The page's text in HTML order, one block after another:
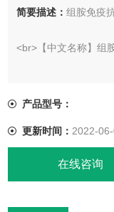
简要描述：组胺免疫
<br>【中文名称】组
产品型号：
更新时间： 2022-
在线咨询